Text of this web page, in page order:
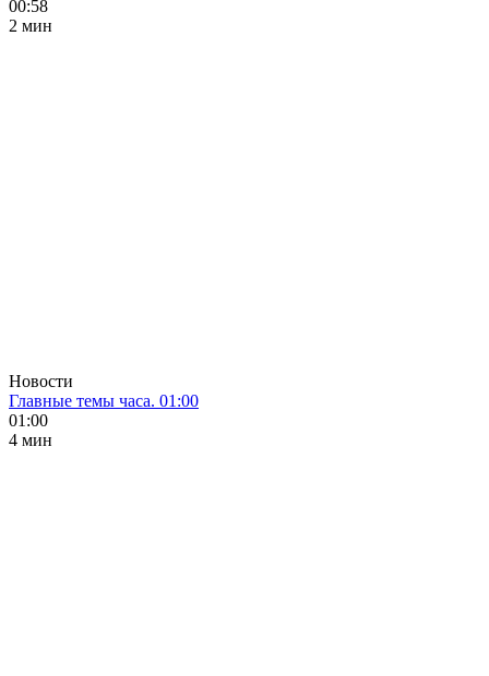
00:58
2 мин
Новости
Главные темы часа. 01:00
01:00
4 мин